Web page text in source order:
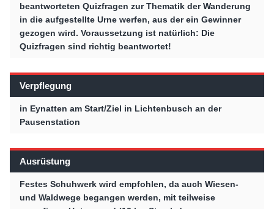
beantworteten Quizfragen zur Thematik der Wanderung
in die aufgestellte Urne werfen, aus der ein Gewinner
gezogen wird. Voraussetzung ist natürlich: Die
Quizfragen sind richtig beantwortet!
Verpflegung
in Eynatten am Start/Ziel in Lichtenbusch an der
Pausenstation
Ausrüstung
Festes Schuhwerk wird empfohlen, da auch Wiesen-
und Waldwege begangen werden, mit teilweise